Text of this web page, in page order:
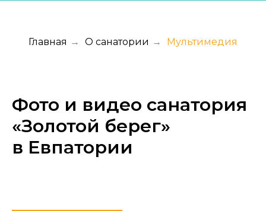
Главная → О санатории → Мультимедия
Фото и видео санатория
«Золотой берег»
в Евпатории